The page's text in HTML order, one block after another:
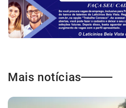
Mais notícias